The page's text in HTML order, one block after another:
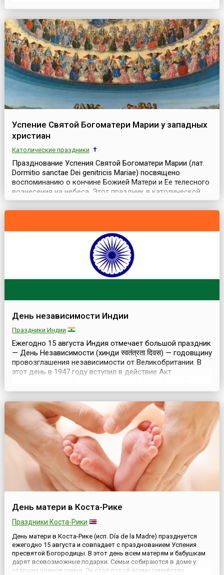
выходной. Многие люди постятся до 15 августа две
недели. Во всех церквях и монастырях Пресвятой
Богоматери проходят пышные торжества. Наиболее ...
Успение Святой Богоматери Марии у западных
христиан
Католические праздники
Празднование Успения Святой Богоматери Марии (лат.
Dormitio sanctae Dei genitricis Mariae) посвящено
воспоминанию о кончине Божией Матери и Ее телесного
вознесения на небеса. Этот праздник в католической
церкви имеет статус торжества (высшая степень в
иерархии католических праздников) и отмечается
различные названия. Греки называли его «Koime...
День независимости Индии
Праздники Индии
Ежегодно 15 августа Индия отмечает большой праздник
— День Независимости (хинди स्वतंत्रता दिवस) — годовщину
провозглашения независимости от Великобритании. В
этот день в 1947 году вступил в действие Акт
над стенами Красного форта в Дели первым премьер-
министром страны Джавахарлалом Неру при огромном
стечении народа был поднят трехцветный ...
День матери в Коста-Рике
Праздники Коста-Рики
День матери в Коста-Рике (исп. Día de la Madre) празднуется
ежегодно 15 августа и совпадает с празднованием Успения
пресвятой Богородицы. В этот день всем матерям и бабушкам
дарят всевозможные подарки. Семьи собираются в доме у
старших членов семьи. За стол порой всему семейству